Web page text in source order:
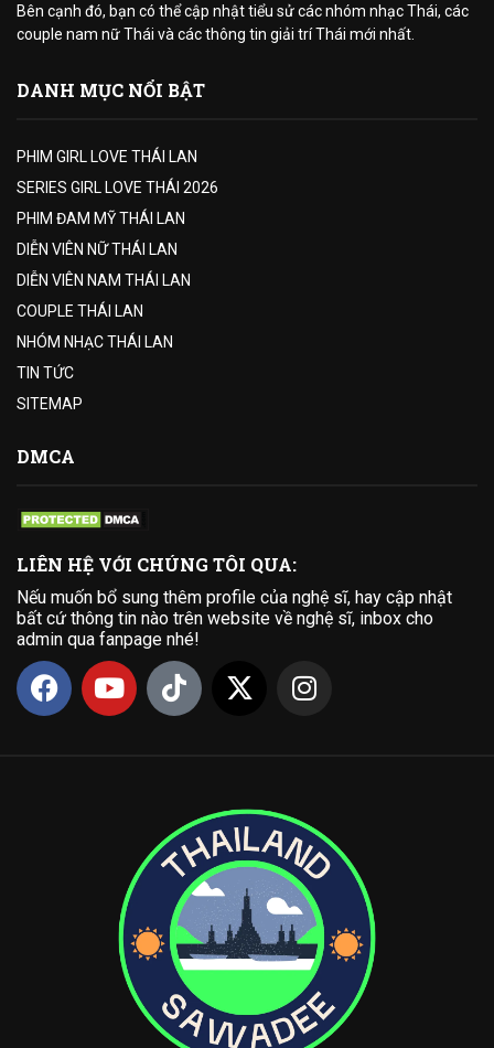
Bên cạnh đó, bạn có thể cập nhật tiểu sử các nhóm nhạc Thái, các
couple nam nữ Thái và các thông tin giải trí Thái mới nhất.
DANH MỤC NỔI BẬT
PHIM GIRL LOVE THÁI LAN
SERIES GIRL LOVE THÁI 2026
PHIM ĐAM MỸ THÁI LAN
DIỄN VIÊN NỮ THÁI LAN
DIỄN VIÊN NAM THÁI LAN
COUPLE THÁI LAN
NHÓM NHẠC THÁI LAN
TIN TỨC
SITEMAP
DMCA
LIÊN HỆ VỚI CHÚNG TÔI QUA:
Nếu muốn bổ sung thêm profile của nghệ sĩ, hay cập nhật
bất cứ thông tin nào trên website về nghệ sĩ, inbox cho
admin qua fanpage nhé!